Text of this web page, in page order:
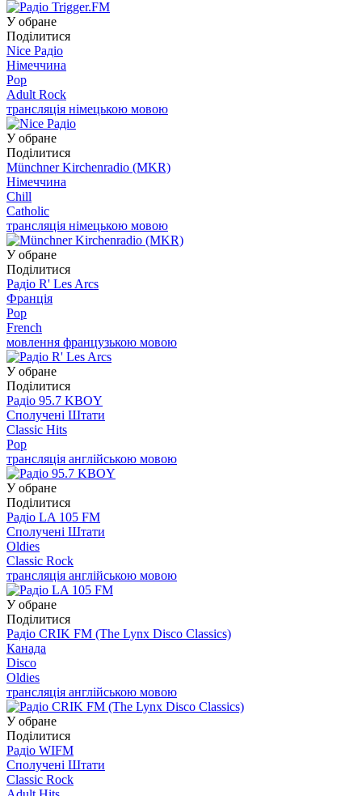
У обране
Поділитися
Nice Радіо
Німеччина
Pop
Adult Rock
трансляція німецькою мовою
У обране
Поділитися
Münchner Kirchenradio (MKR)
Німеччина
Chill
Catholic
трансляція німецькою мовою
У обране
Поділитися
Радіо R' Les Arcs
Франція
Pop
French
мовлення французькою мовою
У обране
Поділитися
Радіо 95.7 KBOY
Сполучені Штати
Classic Hits
Pop
трансляція англійською мовою
У обране
Поділитися
Радіо LA 105 FM
Сполучені Штати
Oldies
Classic Rock
трансляція англійською мовою
У обране
Поділитися
Радіо CRIK FM (The Lynx Disco Classics)
Канада
Disco
Oldies
трансляція англійською мовою
У обране
Поділитися
Радіо WIFM
Сполучені Штати
Classic Rock